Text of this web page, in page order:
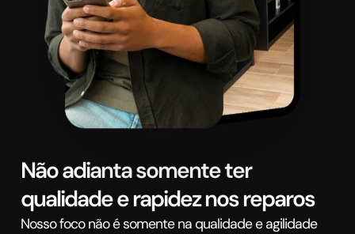
Não adianta somente ter
qualidade e rapidez nos reparos
Nosso foco não é somente na qualidade e agilidade